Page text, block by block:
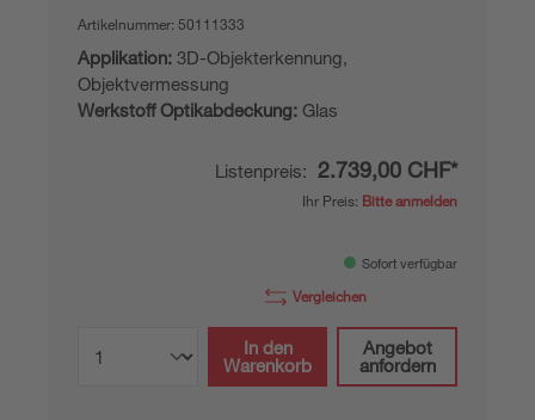
Artikelnummer: 50111333
Applikation: 3D-Objekterkennung,
Objektvermessung
Werkstoff Optikabdeckung: Glas
Listenpreis: 2.739,00 CHF*
Ihr Preis: Bitte anmelden
Sofort verfügbar
Vergleichen
In den
Warenkorb
Angebot
anfordern